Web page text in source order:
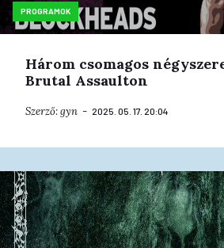
PROGRAMOK
Három csomagos
Brutal Assaulton
Szerző:gyn 2025. 05. 17. 20:04